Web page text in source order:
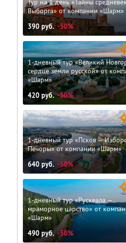
Выборга» от компании «Шарм»
390 руб. -50%
1-дневный тур «Великий
сердце земли русской» от
«Шарм»
420 руб. -50%
1-дневный тур «Псков —
Печоры» от компании «Шарм»
640 руб. -50%
1-дневный тур «Рускеала —
мраморное царство» от
«Шарм»
490 руб. -50%